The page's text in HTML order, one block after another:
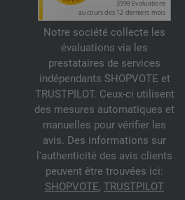
Notre société collecte les
évaluations via les
prestataires de services
indépendants SHOPVOTE et
TRUSTPILOT. Ceux-ci utilisent
des mesures automatiques et
manuelles pour vérifier les
avis. Des informations sur
l'authenticité des avis clients
peuvent être trouvées ici:
SHOPVOTE, TRUSTPILOT